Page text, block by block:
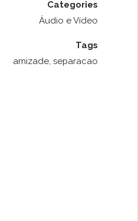
Categories
Áudio e Vídeo
Tags
amizade,separacao